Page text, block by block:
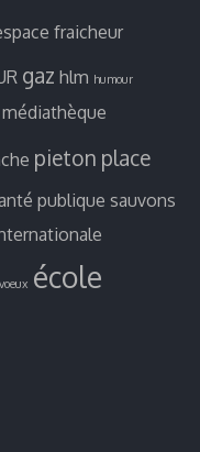
fraicheur
gaz hlm humour
médiathèque
pieton place
publique sauvons
voeux école